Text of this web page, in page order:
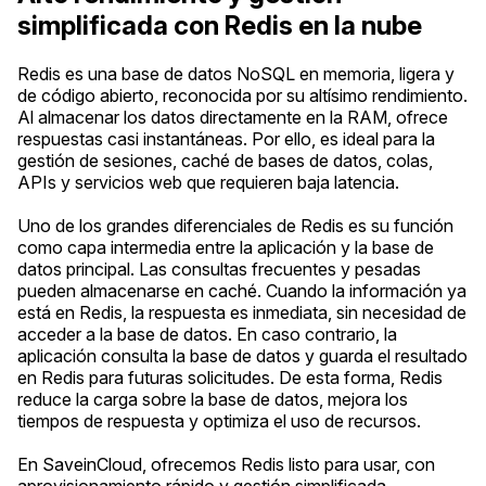
simplificada con Redis en la nube
Redis es una base de datos NoSQL en memoria, ligera y
de código abierto, reconocida por su altísimo rendimiento.
Al almacenar los datos directamente en la RAM, ofrece
respuestas casi instantáneas. Por ello, es ideal para la
gestión de sesiones, caché de bases de datos, colas,
APIs y servicios web que requieren baja latencia.
Uno de los grandes diferenciales de Redis es su función
como capa intermedia entre la aplicación y la base de
datos principal. Las consultas frecuentes y pesadas
pueden almacenarse en caché. Cuando la información ya
está en Redis, la respuesta es inmediata, sin necesidad de
acceder a la base de datos. En caso contrario, la
aplicación consulta la base de datos y guarda el resultado
en Redis para futuras solicitudes. De esta forma, Redis
reduce la carga sobre la base de datos, mejora los
tiempos de respuesta y optimiza el uso de recursos.
En SaveinCloud, ofrecemos Redis listo para usar, con